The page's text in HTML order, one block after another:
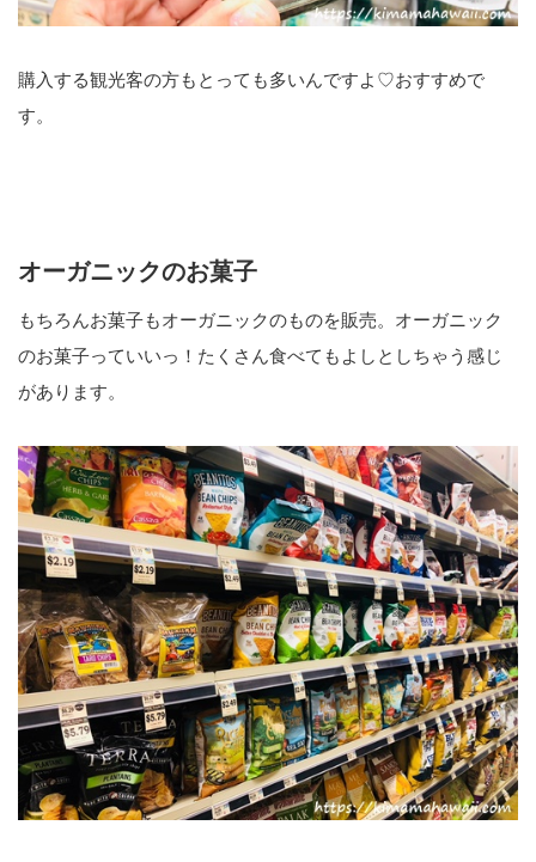
購入する観光客の方もとっても多いんですよ♡おすすめで
す。
オーガニックのお菓子
もちろんお菓子もオーガニックのものを販売。オーガニック
のお菓子っていいっ！たくさん食べてもよしとしちゃう感じ
があります。